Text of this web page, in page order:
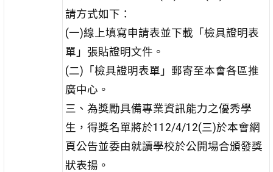
請方式如下：
(一)線上填寫申請表並下載「檢具證明表
單」張貼證明文件。
(二)「檢具證明表單」郵寄至本會各區推
廣中心。
三、為獎勵具備專業資訊能力之優秀學
生，得獎名單將於112/4/12(三)於本會網
頁公告並委由就讀學校於公開場合頒發獎
狀表揚。